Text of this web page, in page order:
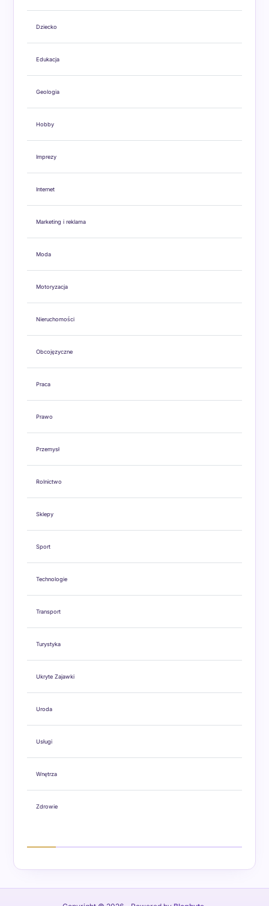
Dziecko
Edukacja
Geologia
Hobby
Imprezy
Internet
Marketing i reklama
Moda
Motoryzacja
Nieruchomości
Obcojęzyczne
Praca
Prawo
Przemysł
Rolnictwo
Sklepy
Sport
Technologie
Transport
Turystyka
Ukryte Zajawki
Uroda
Usługi
Wnętrza
Zdrowie